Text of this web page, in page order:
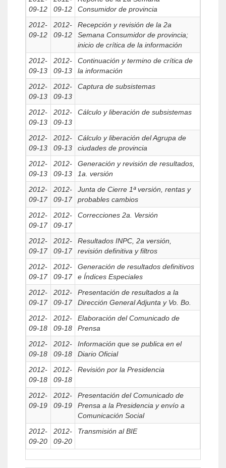
09-12
09-12
Consumidor de provincia
2012-
09-12
2012-
09-12
Recepción y revisión de la 2a
Semana Consumidor de provincia;
inicio de crítica de la información
2012-
09-13
2012-
09-13
Continuación y termino de crítica de
la información
2012-
09-13
2012-
09-13
Captura de subsistemas
2012-
09-13
2012-
09-13
Cálculo y liberación de subsistemas
2012-
09-13
2012-
09-13
Cálculo y liberación del Agrupa de
ciudades de provincia
2012-
09-13
2012-
09-13
Generación y revisión de resultados,
1a. versión
2012-
09-17
2012-
09-17
Junta de Cierre 1ª versión, rentas y
probables cambios
2012-
09-17
2012-
09-17
Correcciones 2a. Versión
2012-
09-17
2012-
09-17
Resultados INPC, 2a versión,
revisión definitiva y filtros
2012-
09-17
2012-
09-17
Generación de resultados definitivos
e Índices Especiales
2012-
09-17
2012-
09-17
Presentación de resultados a la
Dirección General Adjunta y Vo. Bo.
2012-
09-18
2012-
09-18
Elaboración del Comunicado de
Prensa
2012-
09-18
2012-
09-18
Información que se publica en el
Diario Oficial
2012-
09-18
2012-
09-18
Revisión por la Presidencia
2012-
09-19
2012-
09-19
Presentación del Comunicado de
Prensa a la Presidencia y envío a
Comunicación Social
2012-
09-20
2012-
09-20
Transmisión al BIE